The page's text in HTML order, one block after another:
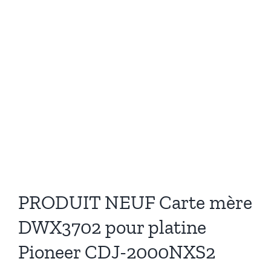
PRODUIT NEUF Carte mère
DWX3702 pour platine
Pioneer CDJ-2000NXS2